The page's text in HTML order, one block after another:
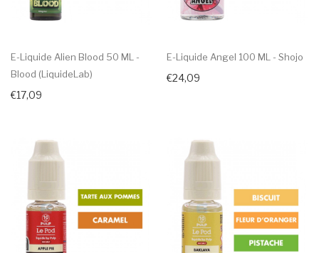
E-Liquide Alien Blood 50 ML -
Blood (LiquideLab)
€17,09
E-Liquide Angel 100 ML - Shojo
€24,09